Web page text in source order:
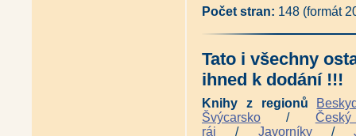
Antikvariát - Stará Praha
Botič v hlavní roli (Pavlína
Kamenný most v Praze
Antikvariát - Archeologie na
Dlabačov a nymburský rod
Zaniklé Podskalí - Vory a
Pražské veduty 18. století
Počet stran: 148 (formát
Tato i všechny
ihned k dodání !!!
Knihy z regionů
Švýcarsko /
ráj / Javorníky/